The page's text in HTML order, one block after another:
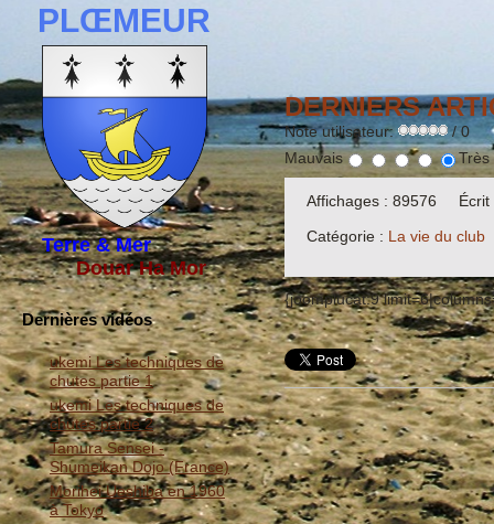
PLŒMEUR
Terre & Mer
Douar Ha Mor
Dernières vidéos
ukemi Les techniques de
chutes partie 1
ukemi Les techniques de
chutes partie 2
Tamura Sensei -
Shumeikan Dojo (France)
Morihei Ueshiba en 1960
à Tokyo
DERNIERS
Note utilisateur:
/ 0
Mauvais
Affichages : 89576
Écrit
Catégorie : La vie du club
{joomplucat:9